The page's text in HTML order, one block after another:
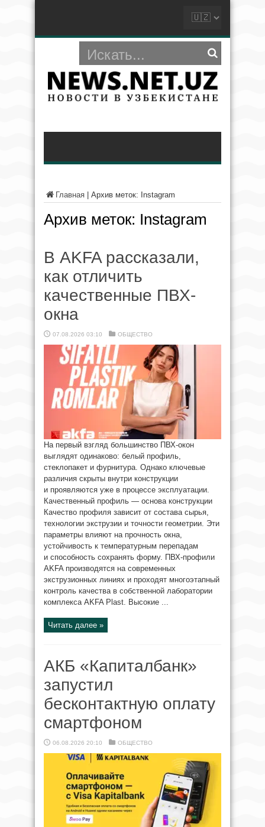
Главная Архив меток: Instagram
Архив меток: Instagram
В AKFA рассказали,
как отличить
качественные ПВХ-
окна
07.08.2026 03:10 ОБЩЕСТВО
На первый взгляд большинство ПВХ-окон
выглядят одинаково: белый профиль,
стеклопакет и фурнитура. Однако ключевые
различия скрыты внутри конструкции
и проявляются уже в процессе эксплуатации.
Качественный профиль — основа конструкции
Качество профиля зависит от состава сырья,
технологии экструзии и точности геометрии. Эти
параметры влияют на прочность окна,
устойчивость к температурным перепадам
и способность сохранять форму. ПВХ-профили
AKFA производятся на современных
экструзионных линиях и проходят многоэтапный
контроль качества в собственной лаборатории
комплекса AKFA Plast. Высокие ...
Читать далее »
АКБ «Капиталбанк»
запустил
бесконтактную оплату
смартфоном
06.08.2026 20:10 ОБЩЕСТВО